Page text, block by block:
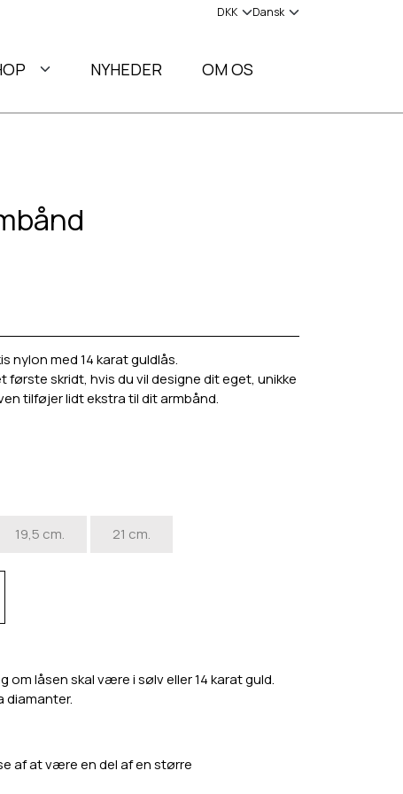
NYHEDER OM OS
nylon med 14 karat guldlås.
skridt, hvis du vil designe dit eget, unikke
tilføjer lidt ekstra til dit armbånd.
19,5 cm. 21 cm.
om låsen skal være i sølv eller 14 karat guld.
diamanter.
af at være en del af en større